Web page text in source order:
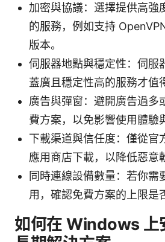
加密與協議：選擇提供高強
的服務，例如支持
版本。
伺服器地點與穩定性：伺服
蓋廣且穩定性高的服務才值
廣告與彈窗：避開廣告過多
費方案，以免影響使用體驗
下載渠道與信任度：僅從官
應用商店下載，以降低惡意
同時連線設備數量：若你需
用，確認免費方案的上限是
如何在 Windows 上